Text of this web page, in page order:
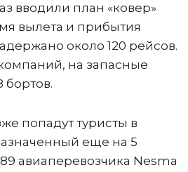
вводили план «ковер»
вылета и прибытия
около 120 рейсов.
на запасные
попадут туристы в
еще на 5
авиаперевозчика Nesma